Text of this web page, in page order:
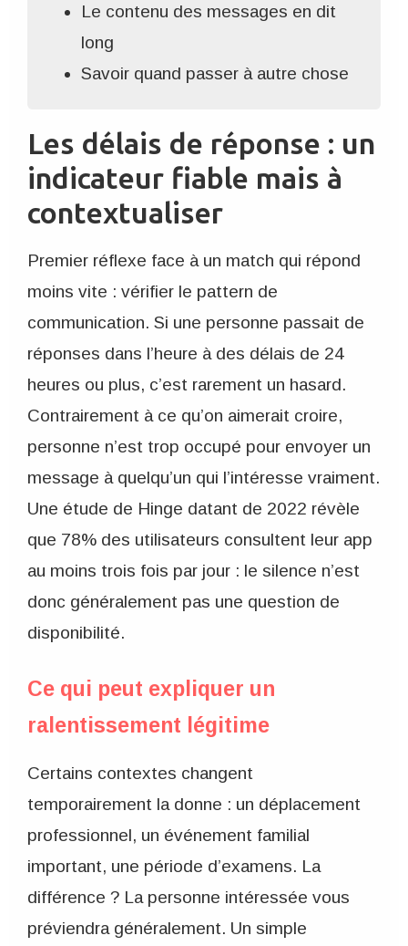
Le contenu des messages en dit
long
Savoir quand passer à autre chose
Les délais de réponse : un
indicateur fiable mais à
contextualiser
Premier réflexe face à un match qui répond
moins vite : vérifier le pattern de
communication. Si une personne passait de
réponses dans l’heure à des délais de 24
heures ou plus, c’est rarement un hasard.
Contrairement à ce qu’on aimerait croire,
personne n’est trop occupé pour envoyer un
message à quelqu’un qui l’intéresse vraiment.
Une étude de Hinge datant de 2022 révèle
que 78% des utilisateurs consultent leur app
au moins trois fois par jour : le silence n’est
donc généralement pas une question de
disponibilité.
Ce qui peut expliquer un
ralentissement légitime
Certains contextes changent
temporairement la donne : un déplacement
professionnel, un événement familial
important, une période d’examens. La
différence ? La personne intéressée vous
préviendra généralement. Un simple